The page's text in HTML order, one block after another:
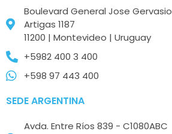
Boulevard General Jose Gervasio
Artigas 1187
11200 | Montevideo | Uruguay
+5982 400 3 400
+598 97 443 400
SEDE ARGENTINA
Avda. Entre Ríos 839 - C1080ABC